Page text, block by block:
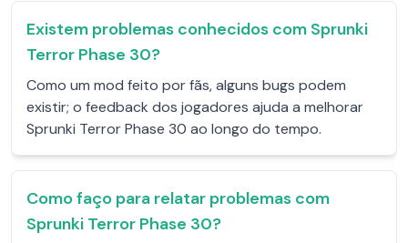
Existem problemas conhecidos com Sprunki
Terror Phase 30?
Como um mod feito por fãs, alguns bugs podem
existir; o feedback dos jogadores ajuda a melhorar
Sprunki Terror Phase 30 ao longo do tempo.
Como faço para relatar problemas com
Sprunki Terror Phase 30?